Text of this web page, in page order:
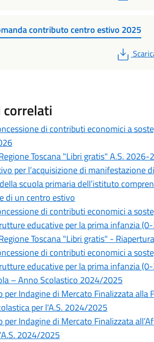
contributo centro estivo 2025
PDF
di contributi economici a
Toscana "Libri gratis" A.S. 2026-
per l’acquisizione di manifestazione
scuola primaria dell’istituto
di un centro estivo
di contributi economici a
educative per la prima infanzia
Toscana "Libri gratis" -
di contributi economici a
educative per la prima infanzia
– Anno Scolastico 2024/2025
per Indagine di Mercato Finalizzata
per l'A.S. 2024/2025
per Indagine di Mercato Finalizzata
2024/2025